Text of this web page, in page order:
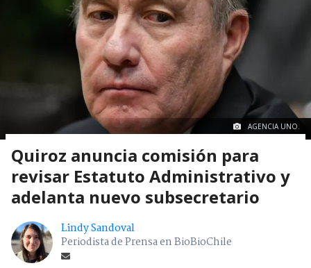
AGENCIA UNO.
Quiroz anuncia comisión para
revisar Estatuto Administrativo y
adelanta nuevo subsecretario
Lindy Sandoval
Periodista de Prensa en BioBioChile